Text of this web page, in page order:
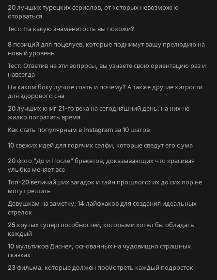
20 лучших турецких сериалов, от которых невозможно
оторваться
Тест: На какую знаменитость вы похожи?
8 позиций для поцелуев, которые поднимут вашу прелюдию на
новый уровень
Тест: Ответив на эти вопросы, вы узнаете свою ориентацию раз и
навсегда
На каком боку лучше спать и почему? А также другие хитрости
для здорового сна
20 лучших книг 21-го века на сегодняшний день: на них не
жалко потратить время
Как стать популярным в Instagram за 10 шагов
10 свежих идей для горячих селфи, которые сведут его с ума
20 фото "До и После" брекетов, доказывающих что красивая
улыбка меняет все
Топ-20 величайших загадок и тайн прошлого: их до сих пор не
могут решить
Девушкам на заметку: 14 лайфхаков для создания идеальных
стрелок
25 крутых суперспособностей, которыми хотел бы обладать
каждый
10 мультиков Диснея, основанных на чудовищно страшных
сказках
23 фильма, которые должен посмотреть каждый подросток